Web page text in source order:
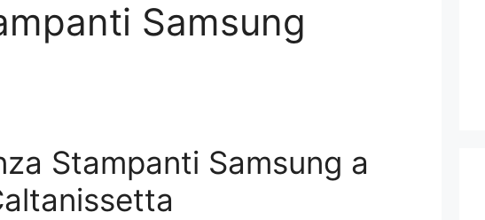
Samsung
Stampanti Samsung a